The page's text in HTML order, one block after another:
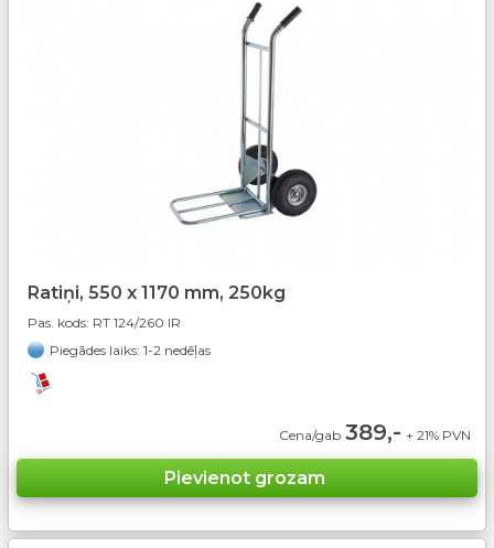
Ratiņi, 550 x 1170 mm, 250kg
Pas. kods: RT 124/260 IR
Piegādes laiks: 1-2 nedēļas
Cena/gab 389,- + 21% PVN